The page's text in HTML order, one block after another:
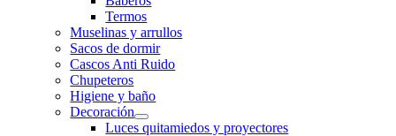
Termos
Muselinas y arrullos
Sacos de dormir
Cascos Anti Ruido
Chupeteros
Higiene y baño
Decoración
Luces quitamiedos y proyectores